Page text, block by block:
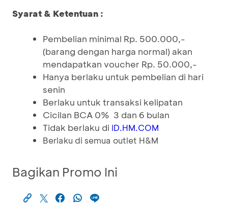
Syarat & Ketentuan :
Pembelian minimal Rp. 500.000,-
(barang dengan harga normal) akan
mendapatkan voucher Rp. 50.000,-
Hanya berlaku untuk pembelian di hari
senin
Berlaku untuk transaksi kelipatan
Cicilan BCA 0% 3 dan 6 bulan
Tidak berlaku di ID.HM.COM
Berlaku di semua outlet H&M
Bagikan Promo Ini